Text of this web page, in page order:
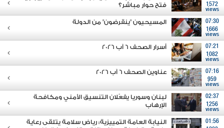
1572
views
فتح حوار مباشر؟
07:30
1666
views
المسيحيون "ينقرضون" من الدولة
07:21
1082
views
أسرار الصحف 6 آب 2026
07:16
959
views
عناوين الصحف 6 آب 2026
02:37
1256
views
لبنان وسوريا يفعّلان التنسيق الأمني ومكافحة
الإرهاب
01:56
النيابة العامة التمييزية: رياض سلامة يتلقى رعاية